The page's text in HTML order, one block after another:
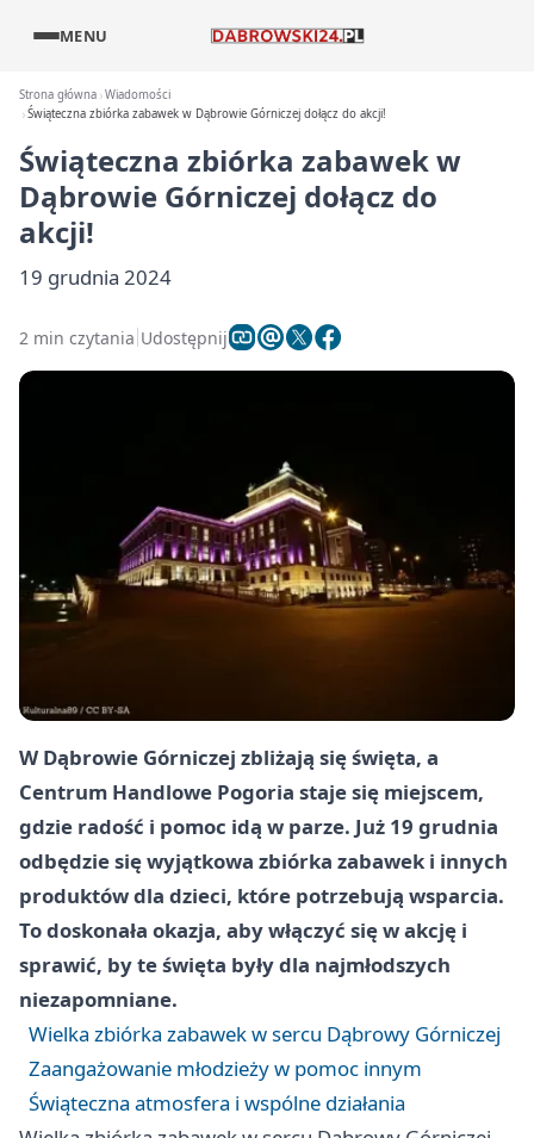
MENU
Strona główna Wiadomości
Świąteczna zbiórka zabawek w Dąbrowie Górniczej dołącz do akcji!
Świąteczna zbiórka zabawek w
Dąbrowie Górniczej dołącz do
akcji!
19 grudnia 2024
2 min czytania Udostępnij
W Dąbrowie Górniczej zbliżają się święta, a
Centrum Handlowe Pogoria staje się miejscem,
gdzie radość i pomoc idą w parze. Już 19 grudnia
odbędzie się wyjątkowa zbiórka zabawek i innych
produktów dla dzieci, które potrzebują wsparcia.
To doskonała okazja, aby włączyć się w akcję i
sprawić, by te święta były dla najmłodszych
niezapomniane.
Wielka zbiórka zabawek w sercu Dąbrowy Górniczej
Zaangażowanie młodzieży w pomoc innym
Świąteczna atmosfera i wspólne działania